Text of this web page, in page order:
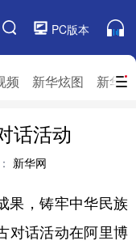
PC版本
频 新华炫图 新华
道
融视频
直播
游
乡村振兴
话活动
新华网
，铸牢中华民族
对话活动在阿里博